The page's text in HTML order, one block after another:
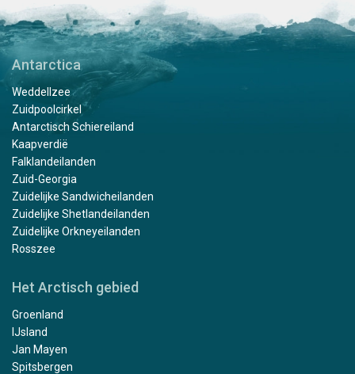
Antarctica
Weddellzee
Zuidpoolcirkel
Antarctisch Schiereiland
Kaapverdië
Falklandeilanden
Zuid-Georgia
Zuidelijke Sandwicheilanden
Zuidelijke Shetlandeilanden
Zuidelijke Orkneyeilanden
Rosszee
Het Arctisch gebied
Groenland
IJsland
Jan Mayen
Spitsbergen